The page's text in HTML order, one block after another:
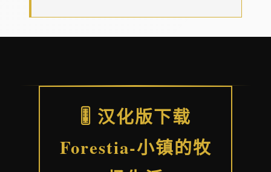
🎚️ 汉化版下载
Forestia-小镇的牧